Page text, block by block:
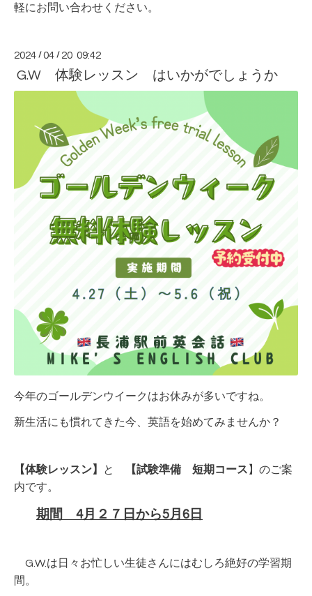
軽にお問い合わせください。
2024 /04 / 20 09:42
G.W 体験レッスン はいかがでしょうか
今年のゴールデンウイークはお休みが多いですね。
新生活にも慣れてきた今、英語を始めてみませんか？
【体験レッスン】 と 【試験準備 短期コース 】のご案
内です。
期間 4月２７日から5月6日
G.W.は日々お忙しい生徒さんにはむしろ絶好の学習期
間。